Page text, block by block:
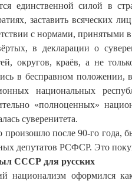
единственной силой в
заставить всяческих
с нормами, принятыми
в декларации о
округов, краёв, а не
в бесправном положении,
национальных
«полноценных»
суверенитета.
произошло после 90-го года,
депутатов РСФСР. Это
СССР для русских
национализм оформился